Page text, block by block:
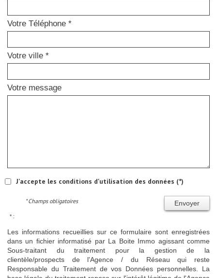
Votre Téléphone *
Votre ville *
Votre message
J'accepte les conditions d'utilisation des données (*)
Envoyer
* Champs obligatoires
* :
Les informations recueillies sur ce formulaire sont enregistrées
dans un fichier informatisé par La Boite Immo agissant comme
Sous-traitant du traitement pour la gestion de la
clientèle/prospects de l'Agence / du Réseau qui reste
Responsable du Traitement de vos Données personnelles. La